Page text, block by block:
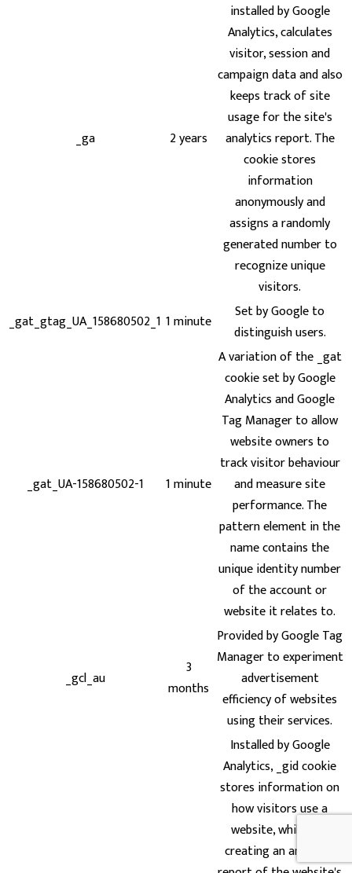
_ga 2 years
installed by Google
Analytics, calculates
visitor, session and
campaign data and also
keeps track of site
usage for the site's
analytics report. The
cookie stores
information
anonymously and
assigns a randomly
generated number to
recognize unique
visitors.
_gat_gtag_UA_158680502_1 1 minute
Set by Google to
distinguish users.
_gat_UA-158680502-1 1 minute
A variation of the _gat
cookie set by Google
Analytics and Google
Tag Manager to allow
website owners to
track visitor behaviour
and measure site
performance. The
pattern element in the
name contains the
unique identity number
of the account or
website it relates to.
_gcl_au
3
months
Provided by Google Tag
Manager to experiment
advertisement
efficiency of websites
using their services.
Installed by Google
Analytics, _gid cookie
stores information on
how visitors use a
website, while also
creating an analytics